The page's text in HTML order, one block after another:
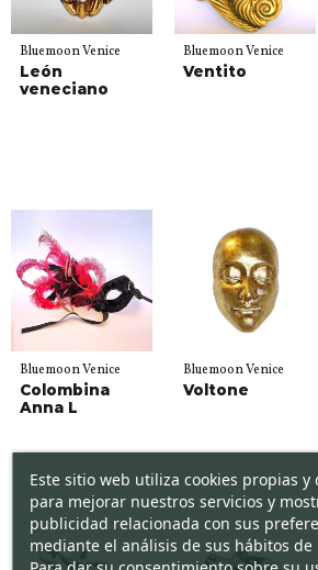
Bluemoon Venice
León
veneciano
Bluemoon Venice
Ventito
Bluemoon Venice
Colombina
Anna L
Bluemoon Venice
Voltone
Este sitio web utiliza cookies propias y
para mejorar nuestros servicios y
publicidad relacionada con sus
mediante el análisis de sus hábitos de